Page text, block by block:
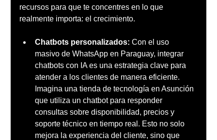
recursos para que te concentres en lo que
realmente importa: el crecimiento.
Chatbots personalizados: Con el uso
masivo de WhatsApp en Paraguay, integrar
chatbots con IA es una estrategia clave para
atender a los clientes de manera eficiente.
Imagina una tienda de tecnología en Asunción
que utiliza un chatbot para responder
consultas sobre disponibilidad, precios y
soporte técnico en tiempo real. Esto no solo
mejora la experiencia del cliente, sino que